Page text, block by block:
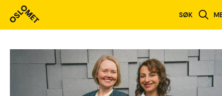
SØK